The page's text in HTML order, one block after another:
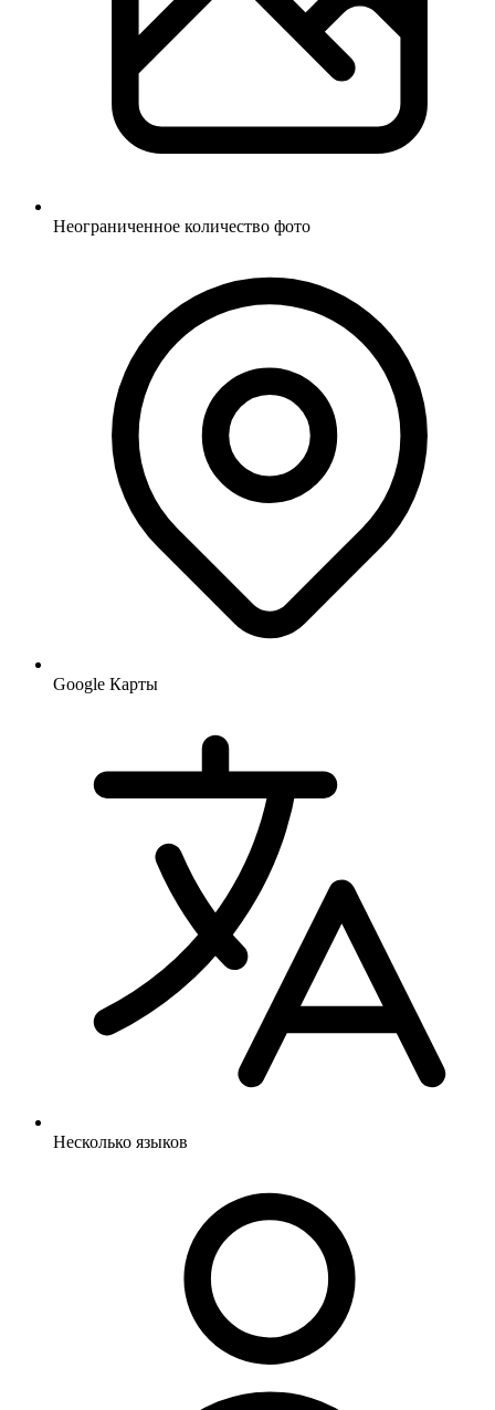
Неограниченное количество фото
Google Карты
Несколько языков